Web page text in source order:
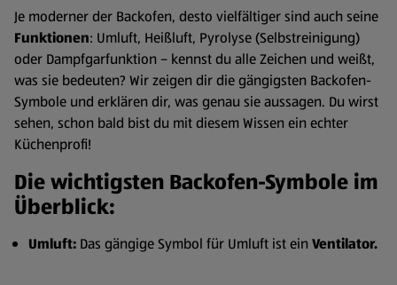
Je moderner der Backofen, desto vielfältiger sind auch seine
Funktionen: Umluft, Heißluft, Pyrolyse (Selbstreinigung)
oder Dampfgarfunktion – kennst du alle Zeichen und weißt,
was sie bedeuten? Wir zeigen dir die gängigsten Backofen-
Symbole und erklären dir, was genau sie aussagen. Du wirst
sehen, schon bald bist du mit diesem Wissen ein echter
Küchenprofi!
Die wichtigsten Backofen-Symbole im
Überblick:
Umluft: Das gängige Symbol für Umluft ist ein Ventilator.